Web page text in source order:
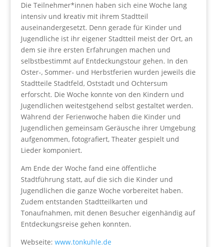
Die Teilnehmer*innen haben sich eine Woche lang
intensiv und kreativ mit ihrem Stadtteil
auseinandergesetzt. Denn gerade für Kinder und
Jugendliche ist ihr eigener Stadtteil meist der Ort, an
dem sie ihre ersten Erfahrungen machen und
selbstbestimmt auf Entdeckungstour gehen. In den
Oster-, Sommer- und Herbstferien wurden jeweils die
Stadtteile Stadtfeld, Oststadt und Ochtersum
erforscht. Die Woche konnte von den Kindern und
Jugendlichen weitestgehend selbst gestaltet werden.
Während der Ferienwoche haben die Kinder und
Jugendlichen gemeinsam Geräusche ihrer Umgebung
aufgenommen, fotografiert, Theater gespielt und
Lieder komponiert.
Am Ende der Woche fand eine öffentliche
Stadtführung statt, auf die sich die Kinder und
Jugendlichen die ganze Woche vorbereitet haben.
Zudem entstanden Stadtteilkarten und
Tonaufnahmen, mit denen Besucher eigenhändig auf
Entdeckungsreise gehen konnten.
Webseite: www.tonkuhle.de